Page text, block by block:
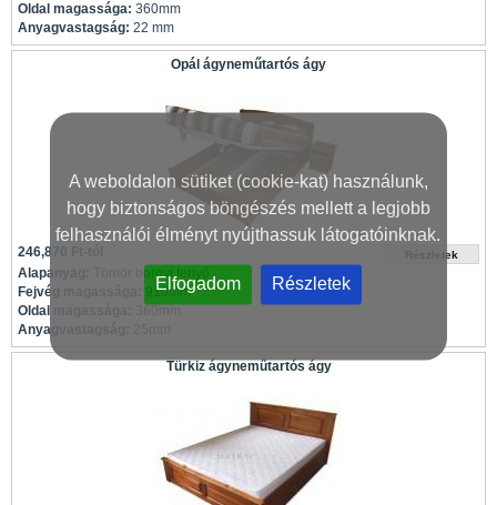
A weboldalon sütiket (cookie-kat) használunk,
hogy biztonságos böngészés mellett a legjobb
felhasználói élményt nyújthassuk látogatóinknak.
Elfogadom Részletek
Oldal magassága: 360mm
Anyagvastagság: 22 mm
Opál ágyneműtartós ágy
246,870 Ft-tól
Alapanyag:
Tömör borovi fenyő
Fejvég magassága:
910mm
Oldal magassága:
Anyagvastagság:
Türkiz ágyneműtartós ágy